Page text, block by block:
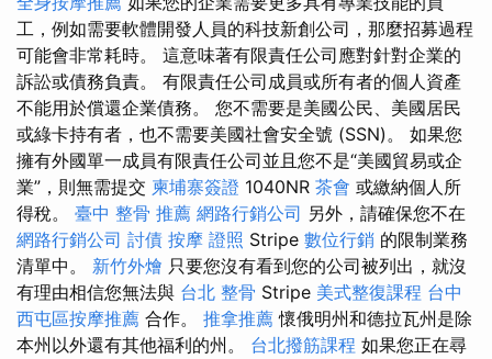
工，例如需要軟體開發人員的科技新創公司，那麼招募過程
可能會非常耗時。 這意味著有限責任公司應對針對企業的
訴訟或債務負責。 有限責任公司成員或所有者的個人資產
不能用於償還企業債務。 您不需要是美國公民、美國居民
或綠卡持有者，也不需要美國社會安全號 (SSN)。 如果您
擁有外國單一成員有限責任公司並且您不是“美國貿易或企
業”，則無需提交 柬埔寨簽證 1040NR 茶會 或繳納個人所
得稅。 臺中 整骨 推薦 網路行銷公司 另外，請確保您不在
網路行銷公司 討債 按摩 證照 Stripe 數位行銷 的限制業務
清單中。 新竹外燴 只要您沒有看到您的公司被列出，就沒
有理由相信您無法與 台北 整骨 Stripe 美式整復課程 台中
西屯區按摩推薦 合作。 推拿推薦 懷俄明州和德拉瓦州是除
本州以外還有其他福利的州。 台北撥筋課程 如果您正在尋